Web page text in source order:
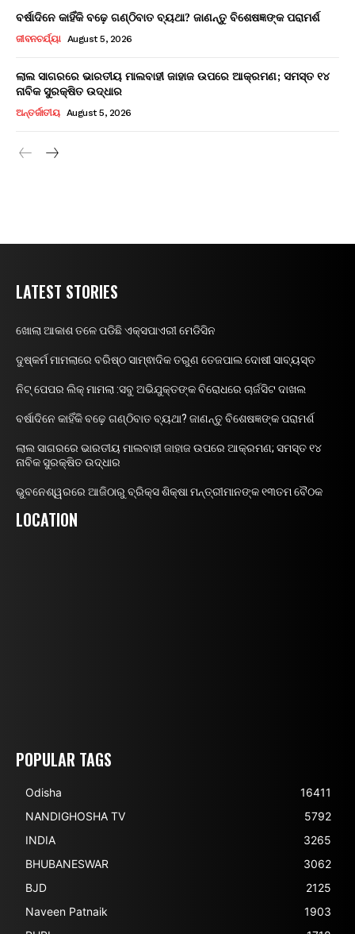
ବର୍ଷାଦିନେ କାହିଁକି ବଢ଼େ ଗଣ୍ଠିବାତ ବ୍ୟଥା? ଜାଣନ୍ତୁ ବିଶେଷଜ୍ଞଙ୍କ ପରାମର୍ଶ
ଜୀବନଚର୍ଯ୍ୟା August 5, 2026
ଲାଲ ସାଗରରେ ଭାରତୀୟ ମାଲବାହୀ ଜାହାଜ ଉପରେ ଆକ୍ରମଣ; ସମସ୍ତ ୧୪
ନାବିକ ସୁରକ୍ଷିତ ଉଦ୍ଧାର
ଅନ୍ତର୍ଜାତୀୟ August 5, 2026
LATEST STORIES
ଖୋଲା ଆକାଶ ତଳେ ପଡିଛି ଏକ୍ସପାଏରୀ ମେଡିସିନ
ଦୁଷ୍କର୍ମ ମାମଲାରେ ବରିଷ୍ଠ ସାମ୍ଵାଦିକ ତରୁଣ ତେଜପାଲ ଦୋଷୀ ସାବ୍ୟସ୍ତ
ନିଟ୍ ପେପର ଲିକ୍ ମାମଲା :ସବୁ ଅଭିଯୁକ୍ତଙ୍କ ବିରୋଧରେ ଚାର୍ଜସିଟ ଦାଖଲ
ବର୍ଷାଦିନେ କାହିଁକି ବଢ଼େ ଗଣ୍ଠିବାତ ବ୍ୟଥା? ଜାଣନ୍ତୁ ବିଶେଷଜ୍ଞଙ୍କ ପରାମର୍ଶ
ଲାଲ ସାଗରରେ ଭାରତୀୟ ମାଲବାହୀ ଜାହାଜ ଉପରେ ଆକ୍ରମଣ; ସମସ୍ତ ୧୪
ନାବିକ ସୁରକ୍ଷିତ ଉଦ୍ଧାର
ଭୁବନେଶ୍ୱରରେ ଆଜିଠାରୁ ବ୍ରିକ୍ସ ଶିକ୍ଷା ମନ୍ତ୍ରୀମାନଙ୍କ ୧୩ତମ ବୈଠକ
LOCATION
POPULAR TAGS
Odisha
16411
NANDIGHOSHA TV
5792
INDIA
3265
BHUBANESWAR
3062
BJD
2125
Naveen Patnaik
1903